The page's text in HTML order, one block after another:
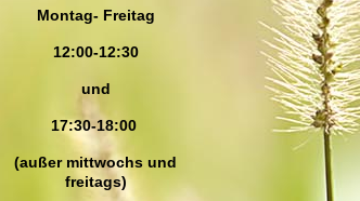
Montag- Freitag
12:00-12:30
und
17:30-18:00
(außer mittwochs und
freitags)